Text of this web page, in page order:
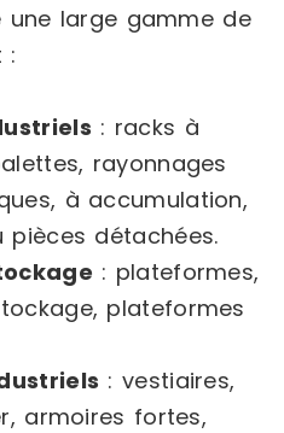
une large gamme de
:
: racks à
rayonnages
à accumulation,
détachées.
: plateformes,
plateformes
: vestiaires,
armoires fortes,